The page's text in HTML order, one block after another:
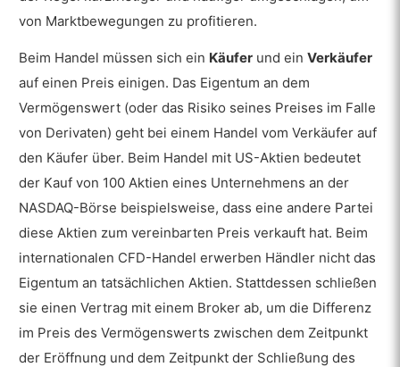
Welche Bedeutung hat eine Strategie für den
Handel?
Welche Art des Handels ist am
erfolgreichsten?
Wie wichtig ist Backtesting im
Handel?
Wie wirkt sich die Psychologie des
Handels auf die Leistung der Händler
aus?
Welche mentalen Strategien können
einen erfolgreichen Handel
unterstützen?
Was sind die Werkzeuge für den Handel?
von Marktbewegungen zu profitieren.
Beim Handel müssen sich ein Käufer und einVerkäufer
auf einen Preis einigen. Das Eigentum an dem
Vermögenswert (oder das Risiko seines Preises im Falle
von Derivaten) geht bei einem Handel vom Verkäufer auf
den Käufer über. Beim Handel mit US-Aktien bedeutet
der Kauf von 100 Aktien eines Unternehmens an der
NASDAQ-Börse beispielsweise, dass eine andere Partei
diese Aktien zum vereinbarten Preis verkauft hat. Beim
internationalen CFD-Handel erwerben Händler nicht das
Eigentum an tatsächlichen Aktien. Stattdessen schließen
sie einen Vertrag mit einem Broker ab, um die Differenz
im Preis des Vermögenswerts zwischen dem Zeitpunkt
der Eröffnung und dem Zeitpunkt der Schließung des